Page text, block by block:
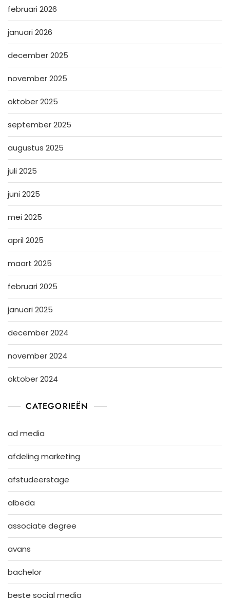
februari 2026
januari 2026
december 2025
november 2025
oktober 2025
september 2025
augustus 2025
juli 2025
juni 2025
mei 2025
april 2025
maart 2025
februari 2025
januari 2025
december 2024
november 2024
oktober 2024
CATEGORIEËN
ad media
afdeling marketing
afstudeerstage
albeda
associate degree
avans
bachelor
beste social media